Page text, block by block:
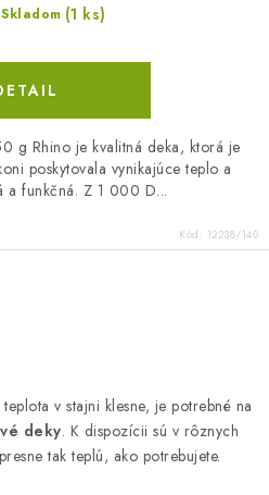
Skladom (1 ks)
g Rhino je kvalitná deka, ktorá je
poskytovala vynikajúce teplo a
a funkčná. Z 1 000 D...
Kód: 12238/140
v stajni klesne, je potrebné na
deky. K dispozícii sú v rôznych
tak teplú, ako potrebujete.